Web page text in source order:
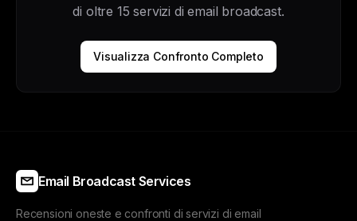
di oltre 15 servizi di email broadcast.
Visualizza Confronto Completo
Email Broadcast Services
Recensioni oneste e confronti di servizi di email